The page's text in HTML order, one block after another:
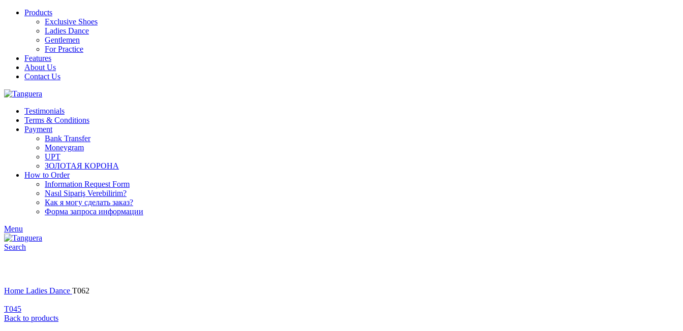
Products
Exclusive Shoes
Ladies Dance
Gentlemen
For Practice
Features
About Us
Contact Us
Testimonials
Terms & Conditions
Payment
Bank Transfer
Moneygram
UPT
ЗОЛОТАЯ КОРОНА
How to Order
Information Request Form
Nasıl Sipariş Verebilirim?
Как я могу сделать заказ?
Форма запроса информации
Menu
Search
Home Ladies Dance T062
T045
Back to products